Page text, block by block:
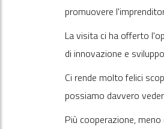
promuovere
La visita ci ha offerto
di innovazione e
Ci rende molto felici
possiamo davvero
Più cooperazione,